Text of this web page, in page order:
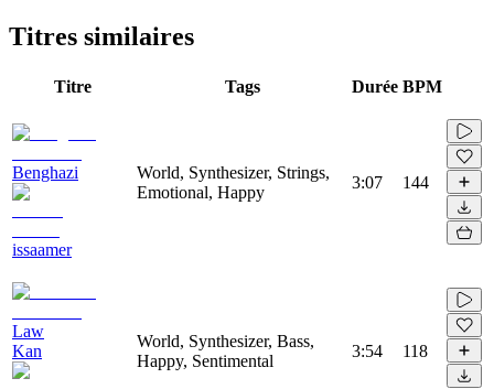
Titres similaires
Titre Tags Durée BPM
Benghazi
issaamer
World, Synthesizer, Strings,
Emotional, Happy
3:07 144
Law
Kan
World, Synthesizer, Bass,
Happy, Sentimental
3:54 118